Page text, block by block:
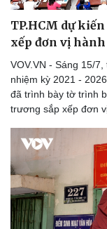
Pháp luật
Vụ án
Tin nóng
Tư vấn luật
TP.HCM dự
xếp đơn vị
VOV.VN - Sáng 15/
nhiệm kỳ 2021 -
đã trình bày tờ trình
trương sắp xếp đơn